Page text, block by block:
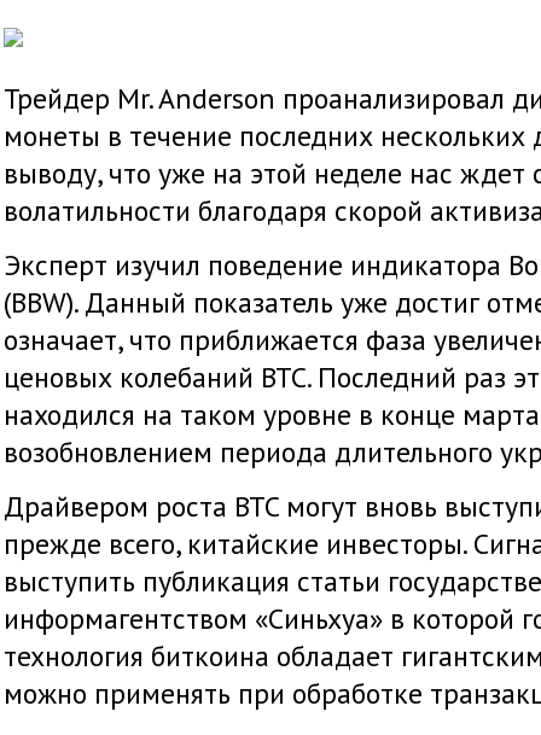
Трейдер Mr. Anderson проанализировал
монеты в течение последних
выводу, что уже на этой неделе нас ждет
волатильности благодаря скорой
Эксперт изучил поведение индикатора
(BBW). Данный показатель уже достиг
означает, что приближается фаза
ценовых колебаний BTC. Последний раз
находился на таком уровне в конце
возобновлением периода длительного
Драйвером роста BTC могут вновь
прежде всего, китайские инвесторы.
выступить публикация статьи
информагентством «Синьхуа» в которой
технология биткоина обладает
можно применять при обработке